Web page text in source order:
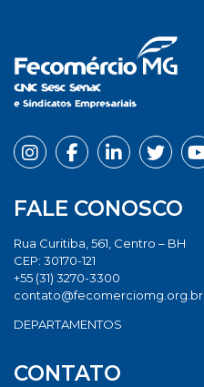
FALE CONOSCO
Rua Curitiba, 561, Centro – BH
CEP: 30170-121
+55 (31) 3270-3300
contato@fecomerciomg.org.br
DEPARTAMENTOS
CONTATO